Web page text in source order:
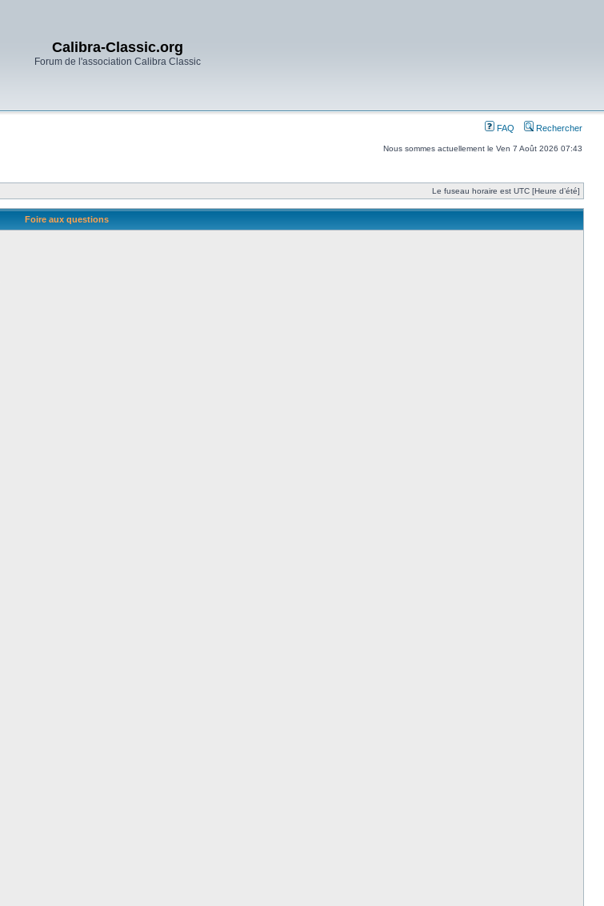
Calibra-Classic.org
Forum de l'association Calibra Classic
FAQ Rechercher
Nous sommes actuellement le Ven 7 Août 2026 07:43
Le fuseau horaire est UTC [Heure d’été]
Foire aux questions